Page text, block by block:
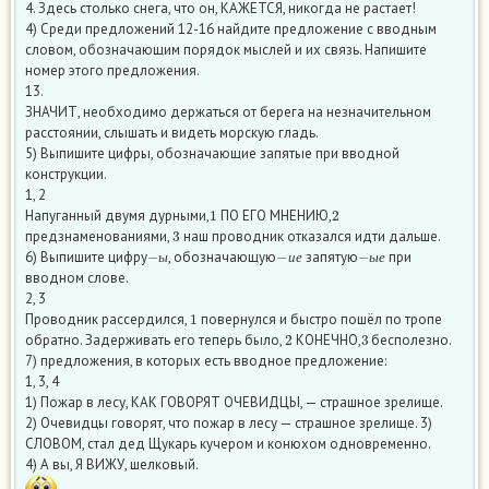
4. Здесь столько снега, что он, КАЖЕТСЯ, никогда не растает!
4) Среди предложений 12-16 найдите предложение с вводным
словом, обозначающим порядок мыслей и их связь. Напишите
номер этого предложения.
13.
ЗНАЧИТ, необходимо держаться от берега на незначительном
расстоянии, слышать и видеть морскую гладь.
5) Выпишите цифры, обозначающие запятые при вводной
конструкции.
1, 2
Напуганный двумя дурными,1 ПО ЕГО МНЕНИЮ,2
предзнаменованиями, 3 наш проводник отказался идти дальше.
6) Выпишите цифру
, обозначающую запятую − ы
при
вводном слове.
2, 3
Проводник рассердился, 1 повернулся и быстро пошёл по тропе
обратно. Задерживать его теперь было, 2 КОНЕЧНО,3 бесполезно.
7) предложения, в которых есть вводное предложение:
1, 3, 4
1) Пожар в лесу, КАК ГОВОРЯТ ОЧЕВИДЦЫ, — страшное зрелище.
2) Очевидцы говорят, что пожар в лесу — страшное зрелище. 3)
СЛОВОМ, стал дед Щукарь кучером и конюхом одновременно.
4) А вы, Я ВИЖУ, шелковый.